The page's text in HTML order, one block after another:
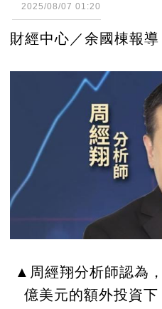
2025/08/07 01:20
財經中心／余國棟報導
▲周經翔分析師認為
億美元的額外投資